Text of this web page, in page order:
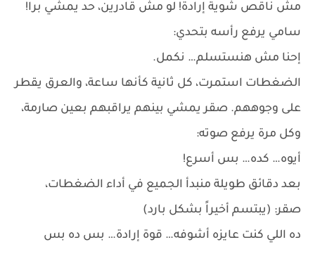
مش ناقص شوية إرادة! لو مش قادرين، حد يمشي برا!
سامي يرفع رأسه بتحدي:
إحنا مش هنستسلم… نكمل.
الضغطات استمرت، كل ثانية كأنها ساعة، والعرق يقطر
على وجوههم. صقر يمشي بينهم يراقبهم بعين صارمة،
وكل مرة يرفع صوته:
أيوه… كده… بس أسرع!
بعد دقائق طويلة منبدأ الجميع في أداء الضغطات،
صقر: (يبتسم أخيراً بشكل بارد)
ده اللي كنت عايزه أشوفه… قوة إرادة… بس ده بس